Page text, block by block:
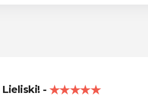
Lieliski!